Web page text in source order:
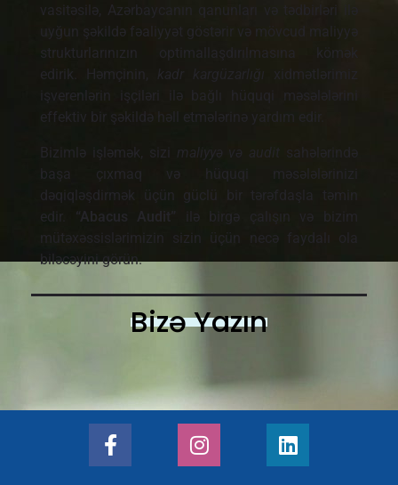
vasitəsilə, Azərbaycanın qanunları və tədbirləri ilə
uyğun şəkildə fəaliyyət göstərir və mövcud maliyyə
strukturlarınızın optimallaşdırılmasına kömək
edirik. Həmçinin, kadr kargüzarlığı xidmətlərimiz
işverenlərin işçiləri ilə bağlı hüquqi məsələlərini
effektiv bir şəkildə həll etmələrinə yardım edir.
Bizimlə işləmək, sizi maliyyə və audit sahələrində
başa çıxmaq və hüquqi məsələlərinizi
dəqiqləşdirmək üçün güclü bir tərəfdaşla təmin
edir. “Abacus Audit” ilə birgə çalışın və bizim
mütəxəssislərimizin sizin üçün necə faydalı ola
biləcəyini görün.
Bizə Yazın